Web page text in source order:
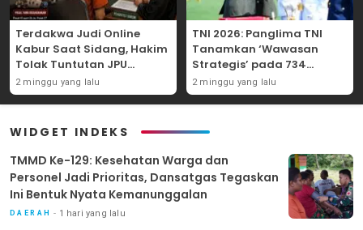
Terdakwa Judi Online
Kabur Saat Sidang, Hakim
Tolak Tuntutan JPU
Tanjung Perak karena
Gagal Hadirkan Hartono
2 minggu yang lalu
TNI 2026: Panglima TNI
Tanamkan ‘Wawasan
Strategis’ pada 734
Perwira Baru, Tekankan
Netralitas dan Integritas
2 minggu yang lalu
WIDGET INDEKS
TMMD Ke-129: Kesehatan Warga dan
Personel Jadi Prioritas, Dansatgas Tegaskan
Ini Bentuk Nyata Kemanunggalan
DAERAH 1 hari yang lalu